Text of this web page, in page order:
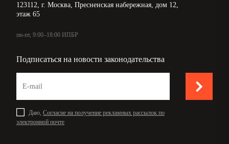
123112, г. Москва, Пресненская набережная, дом 12,
этаж 65
пн-пт, 9:00–18:00 ИПБР
Подписаться на новости законодательства
Даю, Согласие на получение рекламных рассылок по
электронной почте